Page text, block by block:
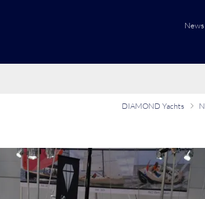
DIAMOND Yachts